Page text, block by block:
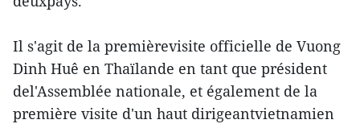
Il s'agit de la premièrevisite officielle de Vuong
Dinh Huê en Thaïlande en tant que président
del'Assemblée nationale, et également de la
première visite d'un haut dirigeantvietnamien